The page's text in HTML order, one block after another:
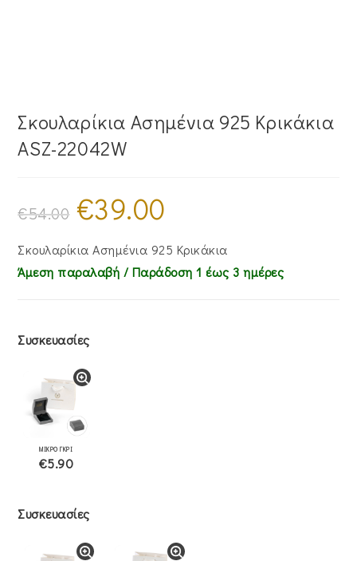
Σκουλαρίκια Ασημένια 925 Κρικάκια
ASZ-22042W
€54.00
Original
price
was:
€39.00
€39.00.
Σκουλαρίκια Ασημένια 925 Κρικάκια
Άμεση παραλαβή / Παράδoση 1 έως 3 ημέρες
Συσκευασίες
ΜΙΚΡΟ ΓΚΡΙ
€5.90
Συσκευασίες